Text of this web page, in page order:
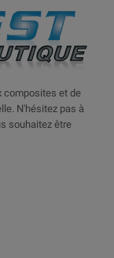
composites et de
N'hésitez pas à
souhaitez être